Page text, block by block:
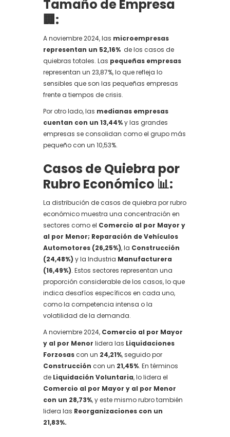
Tamaño de Empresa
🏢:
A noviembre 2024, las microempresas
representan un 52,16% de los casos de
quiebras totales. Las pequeñas empresas
representan un 23,87%, lo que refleja lo
sensibles que son las pequeñas empresas
frente a tiempos de crisis.
Por otro lado, las medianas empresas
cuentan con un 13,44%y las grandes
empresas se consolidan como el grupo más
pequeño con un 10,53%.
Casos de Quiebra por
Rubro Económico 📊:
La distribución de casos de quiebra por rubro
económico muestra una concentración en
sectores como el Comercio al por Mayor y
al por Menor; Reparación de Vehículos
Automotores (26,25%), la Construcción
(24,48%) y la Industria Manufacturera
(16,49%). Estos sectores representan una
proporción considerable de los casos, lo que
indica desafíos específicos en cada uno,
como la competencia intensa o la
volatilidad de la demanda.
A noviembre 2024, Comercio al por Mayor
y al por Menor lidera las Liquidaciones
Forzosascon un 24,21%, seguido por
Construcción con un 21,45%. En términos
de Liquidación Voluntaria, lo lidera el
Comercio al por Mayor y al por Menor
con un 28,73%, y este mismo rubro también
lidera las Reorganizaciones con un
21,83%.